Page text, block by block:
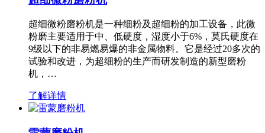
超细微粉磨粉机是一种细粉及超细粉的加工设备，此微
粉磨主要适用于中、低硬度，湿度小于6%，莫氏硬度在
9级以下的非易燃易爆的非金属物料。它是经过20多次的
试验和改进，为超细粉的生产而研发制造的新型磨粉
机，…
了解详情